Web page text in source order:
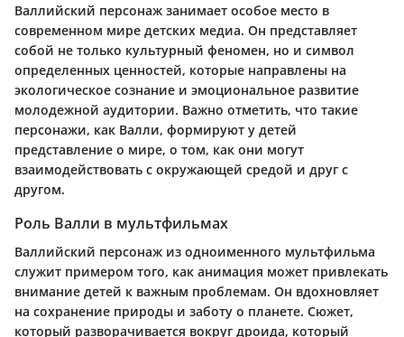
Валлийский персонаж занимает особое место в
современном мире детских медиа. Он представляет
собой не только культурный феномен, но и символ
определенных ценностей, которые направлены на
экологическое сознание и эмоциональное развитие
молодежной аудитории. Важно отметить, что такие
персонажи, как Валли, формируют у детей
представление о мире, о том, как они могут
взаимодействовать с окружающей средой и друг с
другом.
Роль Валли в мультфильмах
Валлийский персонаж из одноименного мультфильма
служит примером того, как анимация может привлекать
внимание детей к важным проблемам. Он вдохновляет
на сохранение природы и заботу о планете. Сюжет,
который разворачивается вокруг дроида, который